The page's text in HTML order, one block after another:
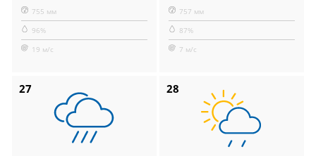
755 мм
96%
19 м/с
757 мм
87%
7 м/с
27 28